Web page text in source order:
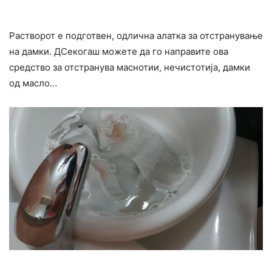
Растворот е подготвен, одлична алатка за отстранување
на дамки. ДСекогаш можете да го направите ова
средство за отстранува маснотии, нечистотија, дамки
од масло…